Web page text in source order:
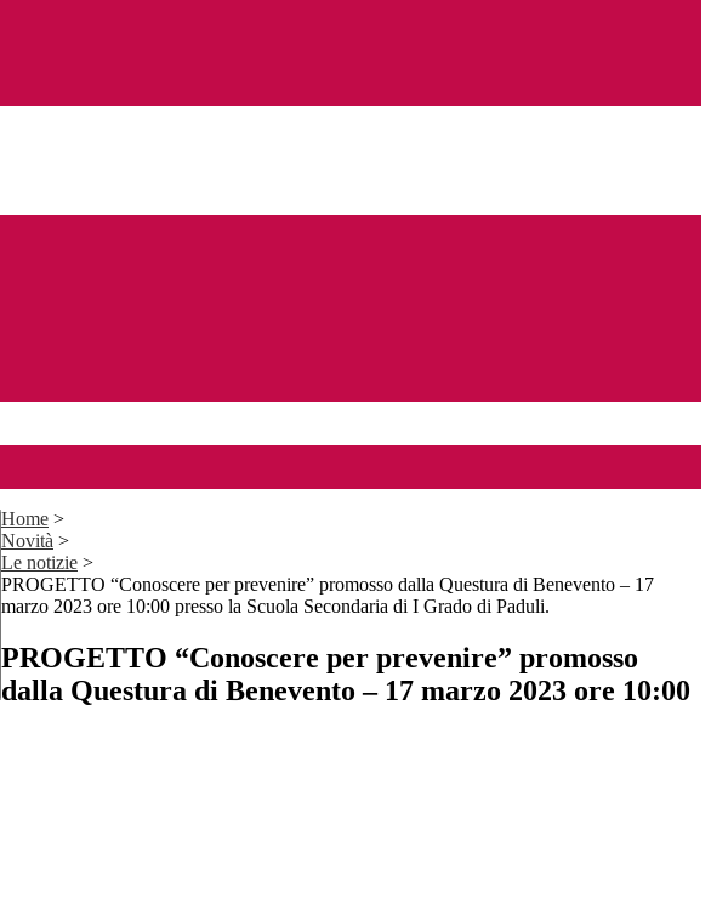
Home >
Novità >
Le notizie >
PROGETTO “Conoscere per prevenire” promosso dalla Questura di Benevento – 17
marzo 2023 ore 10:00 presso la Scuola Secondaria di I Grado di Paduli.
PROGETTO “Conoscere per prevenire” promosso
dalla Questura di Benevento – 17 marzo 2023 ore 10:00